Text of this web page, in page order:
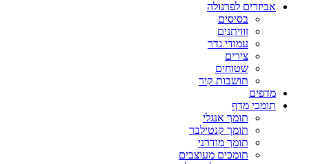
אביזרים לפרגולה
בסיסים
זוויתנים
עמודי גדר
צירים
שטוחים
תושבות קיר
מדפים
תומכי מדף
תומך אנגלי
תומך קנטילבר
תומך מודרני
תומכים מעוצבים